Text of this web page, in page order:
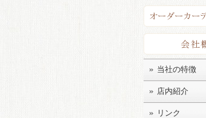
当社の特徴
店内紹介
リンク